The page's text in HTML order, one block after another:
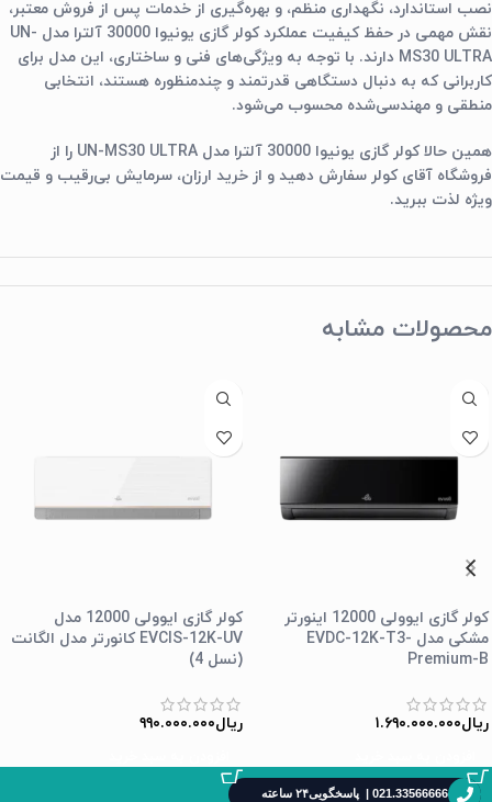
نصب استاندارد، نگهداری منظم، و بهره‌گیری از خدمات پس از فروش معتبر،
نقش مهمی در حفظ کیفیت عملکرد کولر گازی یونیوا 30000 آلترا مدل UN-
MS30 ULTRA دارند. با توجه به ویژگی‌های فنی و ساختاری، این مدل برای
کاربرانی که به دنبال دستگاهی قدرتمند و چندمنظوره هستند، انتخابی
منطقی و مهندسی‌شده محسوب می‌شود.
همین حالا کولر گازی یونیوا 30000 آلترا مدل UN-MS30 ULTRA را از
فروشگاه آقای کولر سفارش دهید و از خرید ارزان، سرمایش بی‌رقیب و قیمت
ویژه لذت ببرید.
محصولات مشابه
کولر گازی ایوولی 12000 اینورتر
مشکی مدل EVDC-12K-T3-
Premium-B
ریال۱.۶۹۰.۰۰۰.۰۰۰
کولر گازی ایوولی 12000 مدل
EVCIS-12K-UV کانورتر مدل الگانت
(نسل 4)
ریال۹۹۰.۰۰۰.۰۰۰
021.33566666 | پاسخگویی۲۴ ساعته